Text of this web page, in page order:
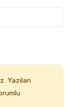
Yazılan